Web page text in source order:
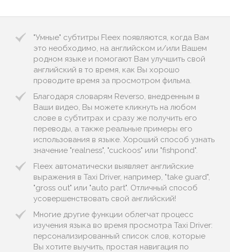
"Умные" субтитры Fleex появляются, когда Вам
это необходимо, на английском и/или Вашем
родном языке и помогают Вам улучшить свой
английский в то время, как Вы хорошо
проводите время за просмотром фильма.
Благодаря словарям Reverso, внедренным в
Ваши видео, Вы можете кликнуть на любом
слове в субтитрах и сразу же получить его
переводы, а также реальные примеры его
использования в языке. Хороший способ узнать
значение "realness", "cuckoos" или "fishpond".
Fleex автоматически выявляет английские
выражения в Taxi Driver, например, "take guard",
"gross out" или "auto part". Отличный способ
усовершенствовать свой английский!
Многие другие функции облегчат процесс
изучения языка во время просмотра Taxi Driver:
персонализированный список слов, которые
Вы хотите выучить, простая навигация по